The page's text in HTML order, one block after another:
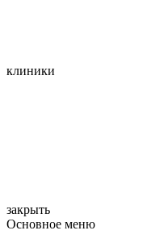
клиники
закрыть
Основное меню